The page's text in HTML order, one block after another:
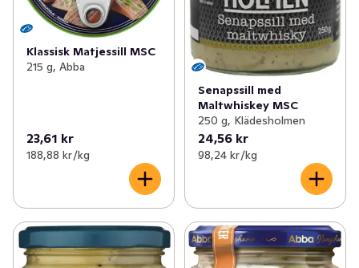
Klassisk Matjessill MSC
215 g, Abba
23,61 kr
188,88 kr /kg
Senapssill med
Maltwhiskey MSC
250 g, Klädesholmen
24,56 kr
98,24 kr /kg